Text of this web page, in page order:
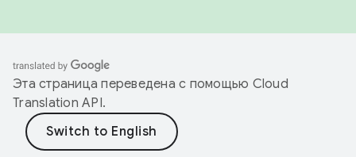
Эта страница переведена с помощью Cloud
Translation API.